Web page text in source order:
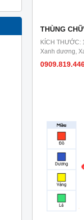
THÙNG
KÍCH THƯỚC:
Xanh dương,